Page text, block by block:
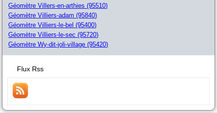
Géomètre Villers-en-arthies (95510)
Géomètre Villiers-adam (95840)
Géomètre Villiers-le-bel (95400)
Géomètre Villiers-le-sec (95720)
Géomètre Wy-dit-joli-village (95420)
Flux Rss